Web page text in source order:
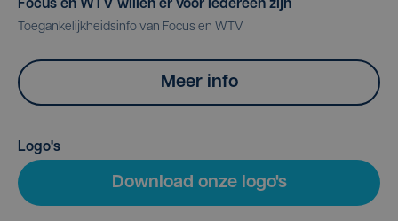
Focus en WTV willen er voor iedereen zijn
Toegankelijkheidsinfo van Focus en WTV
Meer info
Logo's
Download onze logo's